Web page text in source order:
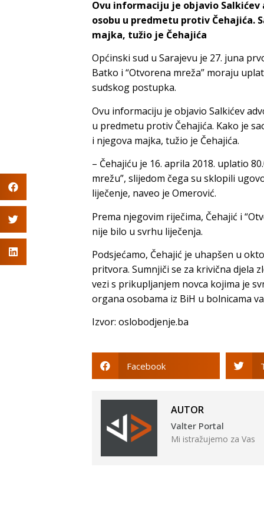
Ovu informaciju je objavio
osobu u predmetu protiv Čehajića.
majka, tužio je Čehajića
Općinski sud u Sarajevu je 27. juna
Batko i “Otvorena mreža” moraju
sudskog postupka.
Ovu informaciju je objavio Salkićev
u predmetu protiv Čehajića. Kako je
i njegova majka, tužio je Čehajića.
– Čehajiću je 16. aprila 2018. uplatio
mrežu”, slijedom čega su sklopili
liječenje, naveo je Omerović.
Prema njegovim riječima, Čehajić i
nije bilo u svrhu liječenja.
Podsjećamo, Čehajić je uhapšen u
pritvora. Sumnjiči se za krivična djela
vezi s prikupljanjem novca kojima je
organa osobama iz BiH u bolnicama
Izvor: oslobodjenje.ba
Facebook
AUTOR
Valter Portal
Mi istražujemo za Vas